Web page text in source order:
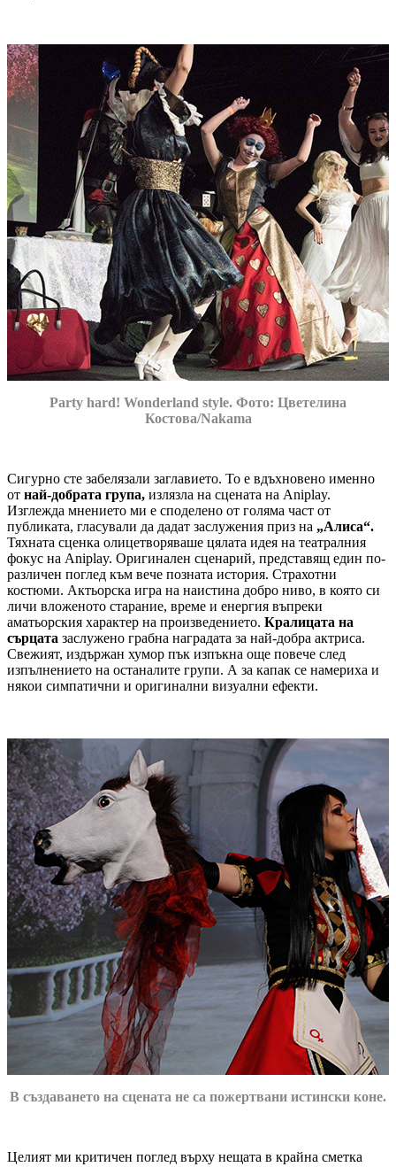
Party hard! Wonderland style. Фото: Цветелина
Костова/Nakama
Сигурно сте забелязали заглавието. То е вдъхновено именно
от най-добрата група, излязла на сцената на Aniplay.
Изглежда мнението ми е споделено от голяма част от
публиката, гласували да дадат заслужения приз на „Алиса“.
Тяхната сценка олицетворяваше цялата идея на театралния
фокус на Aniplay. Оригинален сценарий, представящ един по-
различен поглед към вече позната история. Страхотни
костюми. Актьорска игра на наистина добро ниво, в която си
личи вложеното старание, време и енергия въпреки
аматьорския характер на произведението. Кралицата на
сърцата заслужено грабна наградата за най-добра актриса.
Свежият, издържан хумор пък изпъкна още повече след
изпълнението на останалите групи. А за капак се намериха и
някои симпатични и оригинални визуални ефекти.
В създаването на сцената не са пожертвани истински коне.
Целият ми критичен поглед върху нещата в крайна сметка